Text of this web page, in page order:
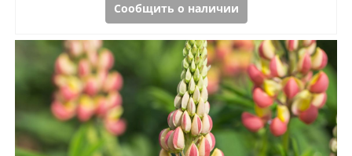
Сообщить о наличии